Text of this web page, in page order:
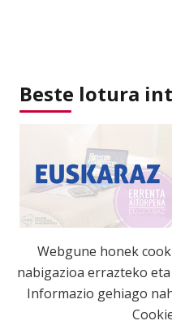
Beste lotura
Webgune honek
nabigazioa errazteko
Informazio gehiago